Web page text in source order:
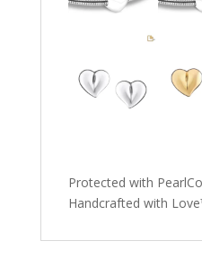
Protected with
Handcrafted with